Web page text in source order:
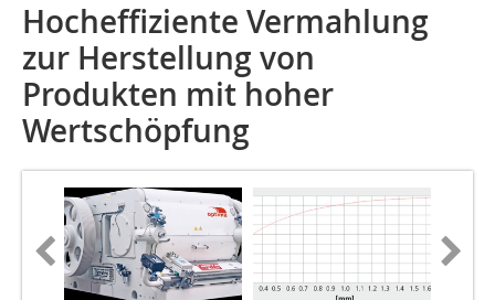
Hocheffiziente Vermahlung
zur Herstellung von
Produkten mit hoher
Wertschöpfung